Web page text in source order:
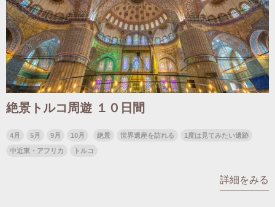
絶景トルコ周遊 １０日間
4月 5月 9月 10月 絶景 世界遺産を訪れる 1度は見てみたい遺跡
中近東・アフリカ トルコ
詳細をみる